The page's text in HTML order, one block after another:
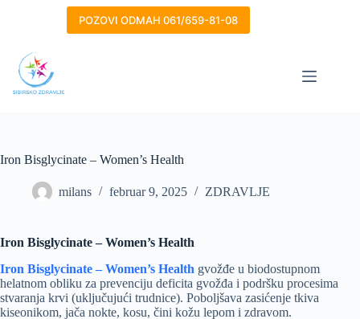
POZOVI ODMAH 061/659-81-08
Iron Bisglycinate – Women’s Health
milans februar 9, 2025 ZDRAVLJE
Iron Bisglycinate – Women’s Health
Iron Bisglycinate – Women’s Health gvožđe u biodostupnom
helatnom obliku za prevenciju deficita gvožđa i podršku procesima
stvaranja krvi (uključujući trudnice). Poboljšava zasićenje tkiva
kiseonikom, jača nokte, kosu, čini kožu lepom i zdravom.